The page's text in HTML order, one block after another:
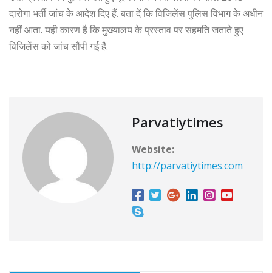
दारोगा भर्ती जांच के आदेश दिए हैं. बता दें कि विजिलेंस पुलिस विभाग के अधीन
नहीं आता. यही कारण है कि मुख्यालय के प्रस्ताव पर सहमति जताते हुए
विजिलेंस को जांच सौंपी गई है.
Parvatiytimes
Website:
http://parvatiytimes.com